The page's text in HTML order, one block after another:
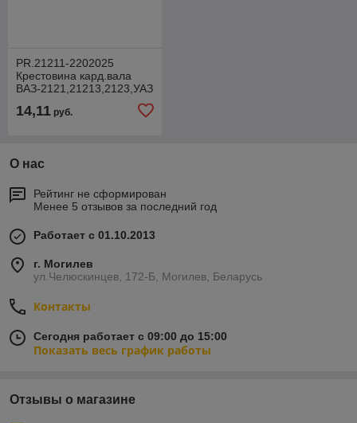
PR.21211-2202025
Крестовина кард.вала
ВАЗ-2121,21213,2123,УАЗ
28мм с масл. +
14,11 руб.
О нас
Рейтинг не сформирован
Менее 5 отзывов за последний год
Работает с 01.10.2013
г. Могилев
ул.Челюскинцев, 172-Б, Могилев, Беларусь
Контакты
Сегодня работает с 09:00 до 15:00
Показать весь график работы
Отзывы о магазине